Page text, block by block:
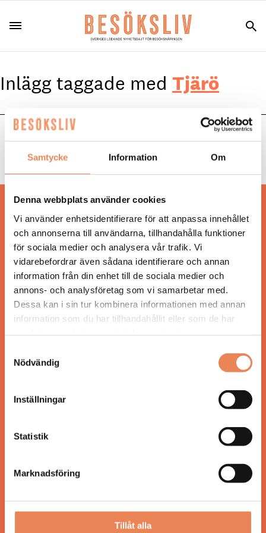
Samtycke Information Om
Denna webbplats använder cookies
Vi använder enhetsidentifierare för att anpassa innehållet
och annonserna till användarna, tillhandahålla funktioner
för sociala medier och analysera vår trafik. Vi
vidarebefordrar även sådana identifierare och annan
information från din enhet till de sociala medier och
annons- och analysföretag som vi samarbetar med.
Dessa kan i sin tur kombinera informationen med annan
information som du har tillhandahållit eller som de har
Nödvändig
Inställningar
Statistik
Marknadsföring
Tillåt alla
Inlägg taggade med Tjärö
NYHETER | 18 juni 2026
Fullbokat för midsommarfirande
nyheter och snackisar inom besöksnäringen.
Besöksliv i sin tryckta form är ett affärsmagasin
för ägare och ledare inom besöksnäringen.
Tidningen ges ut avVisita.
ANSVARIG UTGIVARE
Jonas Siljhammar
Allt material på besoksliv.se är skyddat enligt
118 23 Stockholm